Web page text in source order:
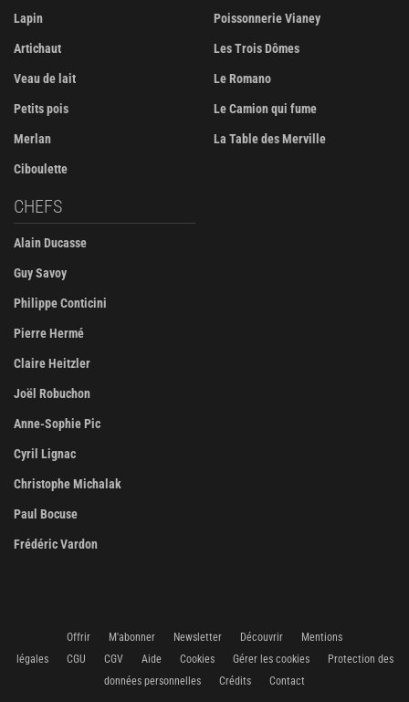
Lapin
Artichaut
Veau de lait
Petits pois
Merlan
Ciboulette
Poissonnerie Vianey
Les Trois Dômes
Le Romano
Le Camion qui fume
La Table des Merville
CHEFS
Alain Ducasse
Guy Savoy
Philippe Conticini
Pierre Hermé
Claire Heitzler
Joël Robuchon
Anne-Sophie Pic
Cyril Lignac
Christophe Michalak
Paul Bocuse
Frédéric Vardon
Offrir M'abonner Newsletter Découvrir
Mentions
légales
CGU CGV Aide Cookies Gérer les cookies
Protection des
données personnelles
Crédits Contact